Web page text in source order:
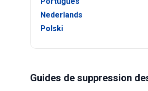
Nederlands
Polski
Guides de suppression